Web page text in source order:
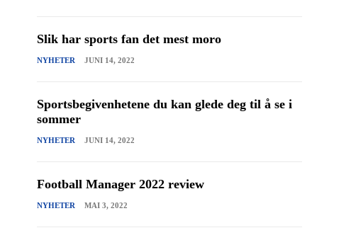
Slik har sports fan det mest moro
NYHETER JUNI 14, 2022
Sportsbegivenhetene du kan glede deg til å se i
sommer
NYHETER JUNI 14, 2022
Football Manager 2022 review
NYHETER MAI 3, 2022